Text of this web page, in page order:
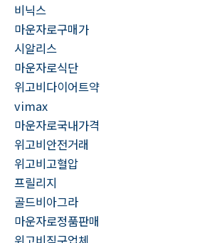
비닉스
마운자로구매가
시알리스
마운자로식단
위고비다이어트약
vimax
마운자로국내가격
위고비안전거래
위고비고혈압
프릴리지
골드비아그라
마운자로정품판매